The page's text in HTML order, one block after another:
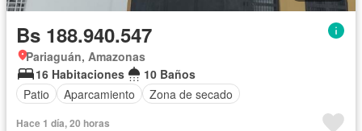
Bs 188.940.547
Pariaguán, Amazonas
16 Habitaciones
10 Baños
Patio
Aparcamiento Zona de secado
Hace 1 día, 20 horas